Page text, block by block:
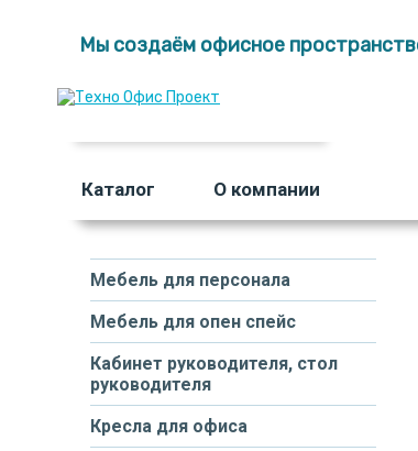
Мы создаём офисное
Каталог О компании
Мебель для персонала
Мебель для опен спейс
Кабинет руководителя, стол
руководителя
Кресла для офиса